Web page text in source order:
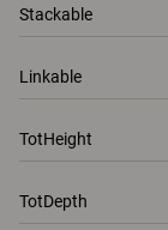
Stackable
Linkable
TotHeight
TotDepth